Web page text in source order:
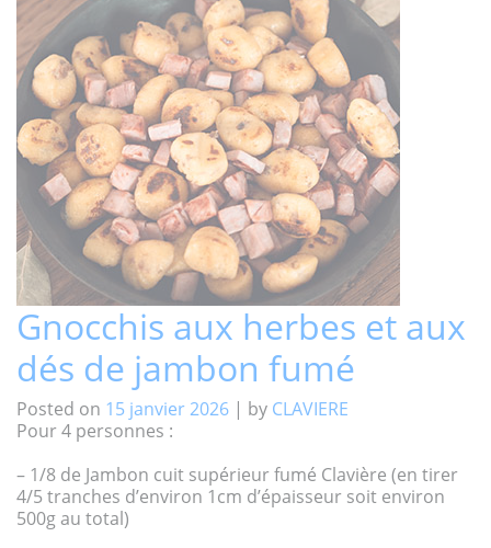
Gnocchis aux herbes et aux
dés de jambon fumé
Posted on 15 janvier 2026 | by CLAVIERE
Pour 4 personnes :
– 1/8 de Jambon cuit supérieur fumé Clavière (en tirer
4/5 tranches d’environ 1cm d’épaisseur soit environ
500g au total)